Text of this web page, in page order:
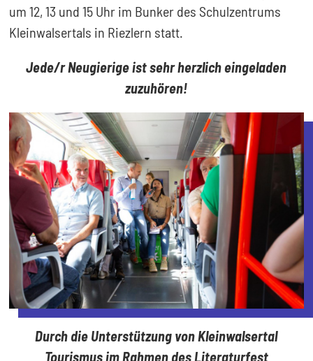
um 12, 13 und 15 Uhr im Bunker des Schulzentrums
Kleinwalsertals in Riezlern statt.
Jede/r Neugierige ist sehr herzlich eingeladen
zuzuhören!
Durch die Unterstützung von Kleinwalsertal
Tourismus im Rahmen des Literaturfest